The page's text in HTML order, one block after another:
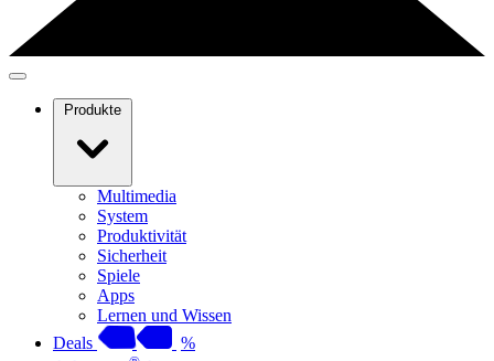
Produkte
Multimedia
System
Produktivität
Sicherheit
Spiele
Apps
Lernen und Wissen
Deals
%